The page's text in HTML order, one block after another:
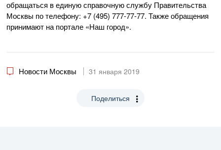
обращаться в единую справочную службу Правительства
Москвы по телефону: +7 (495) 777-77-77. Также обращения
принимают на портале «Наш город».
Новости Москвы 31 января 2019
Поделиться